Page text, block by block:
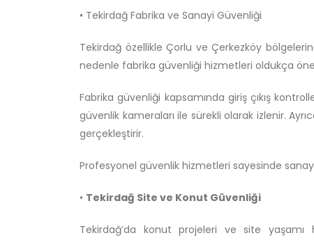
• Tekirdağ Fabrika ve Sanayi Güvenliği
Tekirdağ özellikle Çorlu ve Çerkezköy
nedenle fabrika güvenliği hizmetleri oldukça
Fabrika güvenliği kapsamında giriş çıkış
güvenlik kameraları ile sürekli olarak izlenir.
gerçekleştirir.
Profesyonel güvenlik hizmetleri sayesinde
• Tekirdağ Site ve Konut Güvenliği
Tekirdağ’da konut projeleri ve site